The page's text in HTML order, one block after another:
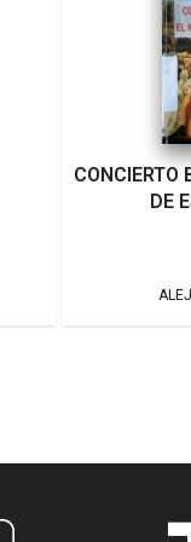
CONCIERTO
DE